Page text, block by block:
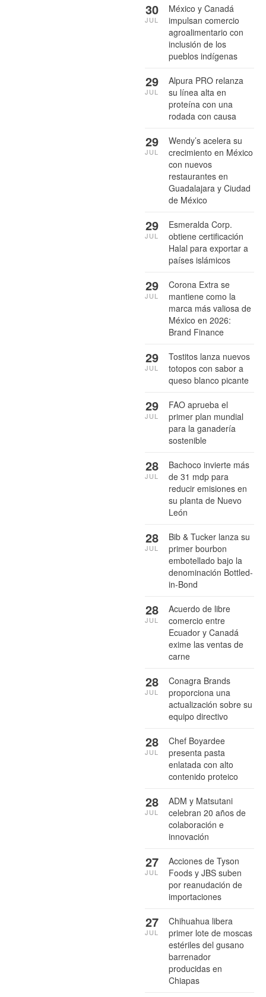
México y Canadá
impulsan comercio
agroalimentario con
inclusión de los
pueblos indígenas
30
JUL
Alpura PRO relanza
su línea alta en
proteína con una
rodada con causa
29
JUL
Wendy’s acelera su
crecimiento en México
con nuevos
restaurantes en
Guadalajara y Ciudad
de México
29
JUL
Esmeralda Corp.
obtiene certificación
Halal para exportar a
países islámicos
29
JUL
Corona Extra se
mantiene como la
marca más valiosa de
México en 2026:
Brand Finance
29
JUL
Tostitos lanza nuevos
totopos con sabor a
queso blanco picante
29
JUL
FAO aprueba el
primer plan mundial
para la ganadería
sostenible
29
JUL
Bachoco invierte más
de 31 mdp para
reducir emisiones en
su planta de Nuevo
León
28
JUL
Bib & Tucker lanza su
primer bourbon
embotellado bajo la
denominación Bottled-
in-Bond
28
JUL
Acuerdo de libre
comercio entre
Ecuador y Canadá
exime las ventas de
carne
28
JUL
Conagra Brands
proporciona una
actualización sobre su
equipo directivo
28
JUL
Chef Boyardee
presenta pasta
enlatada con alto
contenido proteico
28
JUL
ADM y Matsutani
celebran 20 años de
colaboración e
innovación
28
JUL
Acciones de Tyson
Foods y JBS suben
por reanudación de
importaciones
27
JUL
Chihuahua libera
primer lote de moscas
estériles del gusano
barrenador
producidas en
Chiapas
27
JUL